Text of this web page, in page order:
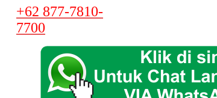
+62 877-7810-
7700